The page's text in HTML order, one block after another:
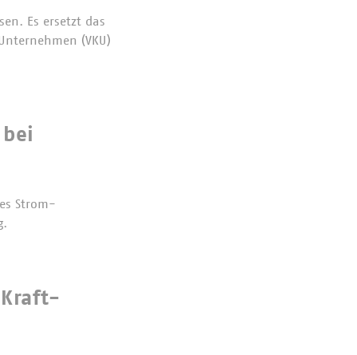
Es ersetzt das
(VKU)
Strom-
Kraft-